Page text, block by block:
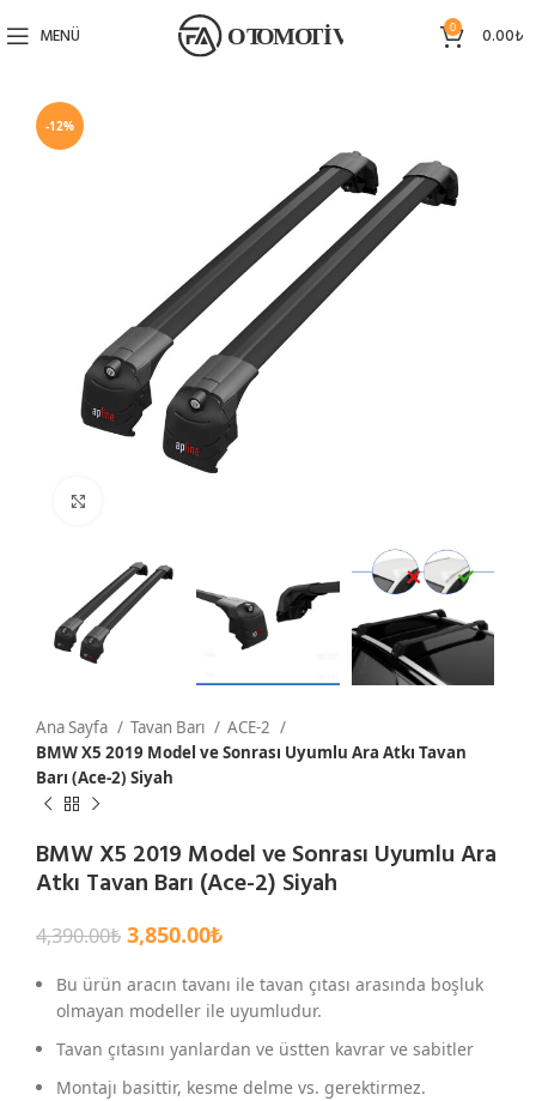
MENÜ 0 0.00₺
-12%
Ana Sayfa Tavan Barı
ACE-2
BMW X5 2019 Model ve Sonrası Uyumlu Ara Atkı Tavan
Barı (Ace-2) Siyah
BMW X5 2019 Model ve Sonrası Uyumlu Ara
Atkı Tavan Barı (Ace-2) Siyah
4,390.00₺ 3,850.00₺
Bu ürün aracın tavanı ile tavan çıtası arasında boşluk
olmayan modeller ile uyumludur.
Tavan çıtasını yanlardan ve üstten kavrar ve sabitler
Montajı basittir, kesme delme vs. gerektirmez.